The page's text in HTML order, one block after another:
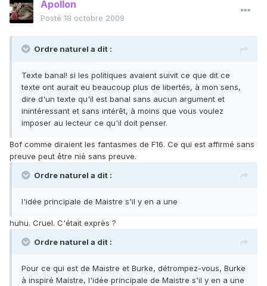
Apollon
Posté 18 octobre 2009
Ordre naturel a dit :
Texte banal! si les politiques avaient suivit ce que dit ce
texte ont aurait eu beaucoup plus de libertés, à mon sens,
dire d'un texte qu'il est banal sans aucun argument et
inintéressant et sans intérêt, à moins que vous voulez
imposer au lecteur ce qu'il doit penser.
Bof comme diraient les fantasmes de F16. Ce qui est affirmé sans
preuve peut être nié sans preuve.
Ordre naturel a dit :
l'idée principale de Maistre s'il y en a une
huhu. Cruel. C'était exprès ?
Ordre naturel a dit :
Pour ce qui est de Maistre et Burke, détrompez-vous, Burke
à inspiré Maistre, l'idée principale de Maistre s'il y en a une